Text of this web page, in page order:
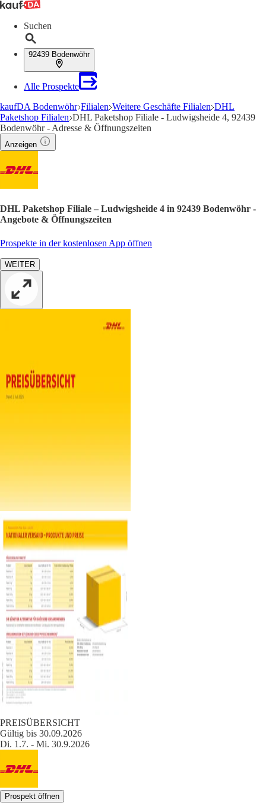
Suchen
92439 Bodenwöhr
Alle Prospekte
kaufDA Bodenwöhr Filialen Weitere Geschäfte Filialen DHL
Paketshop Filialen DHL Paketshop Filiale - Ludwigsheide 4, 92439
Bodenwöhr - Adresse & Öffnungszeiten
Anzeigen
DHL Paketshop Filiale – Ludwigsheide 4 in 92439 Bodenwöhr -
Angebote & Öffnungszeiten
Prospekte in der kostenlosen App öffnen
WEITER
PREISÜBERSICHT
Gültig bis 30.09.2026
Di. 1.7. - Mi. 30.9.2026
Prospekt öffnen